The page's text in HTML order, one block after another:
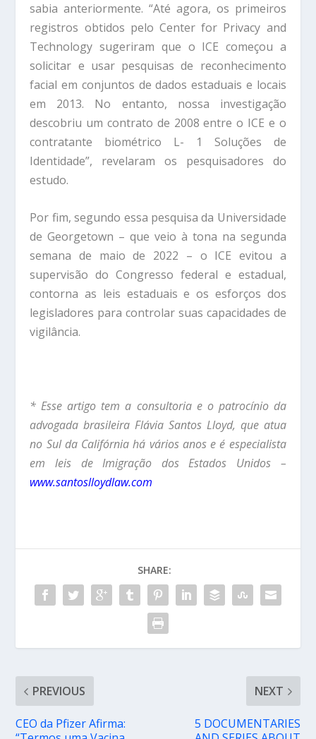
sabia anteriormente. “Até agora, os primeiros
registros obtidos pelo Center for Privacy and
Technology sugeriram que o ICE começou a
solicitar e usar pesquisas de reconhecimento
facial em conjuntos de dados estaduais e locais
em 2013. No entanto, nossa investigação
descobriu um contrato de 2008 entre o ICE e o
contratante biométrico L- 1 Soluções de
Identidade”, revelaram os pesquisadores do
estudo.
Por fim, segundo essa pesquisa da Universidade
de Georgetown – que veio à tona na segunda
semana de maio de 2022 – o ICE evitou a
supervisão do Congresso federal e estadual,
contorna as leis estaduais e os esforços dos
legisladores para controlar suas capacidades de
vigilância.
* Esse artigo tem a consultoria e o patrocínio da
advogada brasileira Flávia Santos Lloyd, que atua
no Sul da Califórnia há vários anos e é especialista
em leis de Imigração dos Estados Unidos –
www.santoslloydlaw.com
SHARE:
PREVIOUS
CEO da Pfizer Afirma:
NEXT
5 DOCUMENTARIES